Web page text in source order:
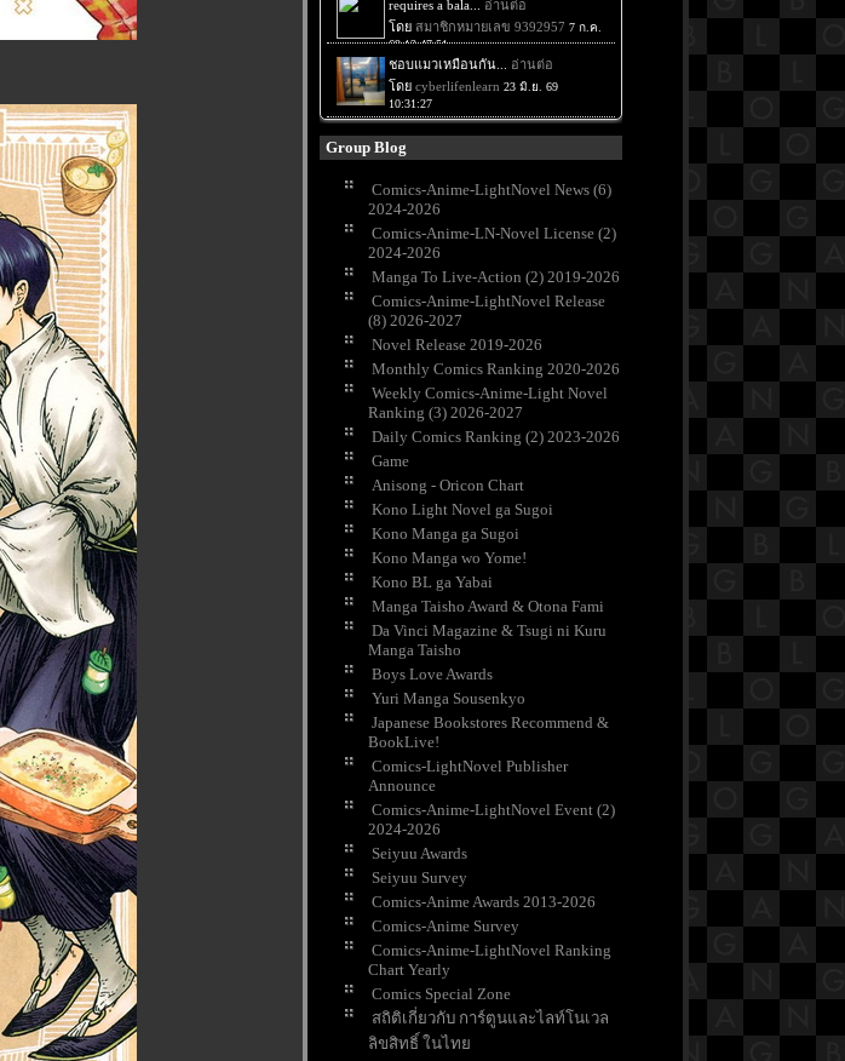
Group Blog
Comics-Anime-LightNovel News (6)
2024-2026
Comics-Anime-LN-Novel License (2)
2024-2026
Manga To Live-Action (2) 2019-2026
Comics-Anime-LightNovel Release
(8) 2026-2027
Novel Release 2019-2026
Monthly Comics Ranking 2020-2026
Weekly Comics-Anime-Light Novel
Ranking (3) 2026-2027
Daily Comics Ranking (2) 2023-2026
Game
Anisong - Oricon Chart
Kono Light Novel ga Sugoi
Kono Manga ga Sugoi
Kono Manga wo Yome!
Kono BL ga Yabai
Manga Taisho Award & Otona Fami
Da Vinci Magazine & Tsugi ni Kuru
Manga Taisho
Boys Love Awards
Yuri Manga Sousenkyo
Japanese Bookstores Recommend &
BookLive!
Comics-LightNovel Publisher
Announce
Comics-Anime-LightNovel Event (2)
2024-2026
Seiyuu Awards
Seiyuu Survey
Comics-Anime Awards 2013-2026
Comics-Anime Survey
Comics-Anime-LightNovel Ranking
Chart Yearly
Comics Special Zone
สถิติเกี่ยวกับ การ์ตูนและไลท์โนเวล
ลิขสิทธิ์ ในไท